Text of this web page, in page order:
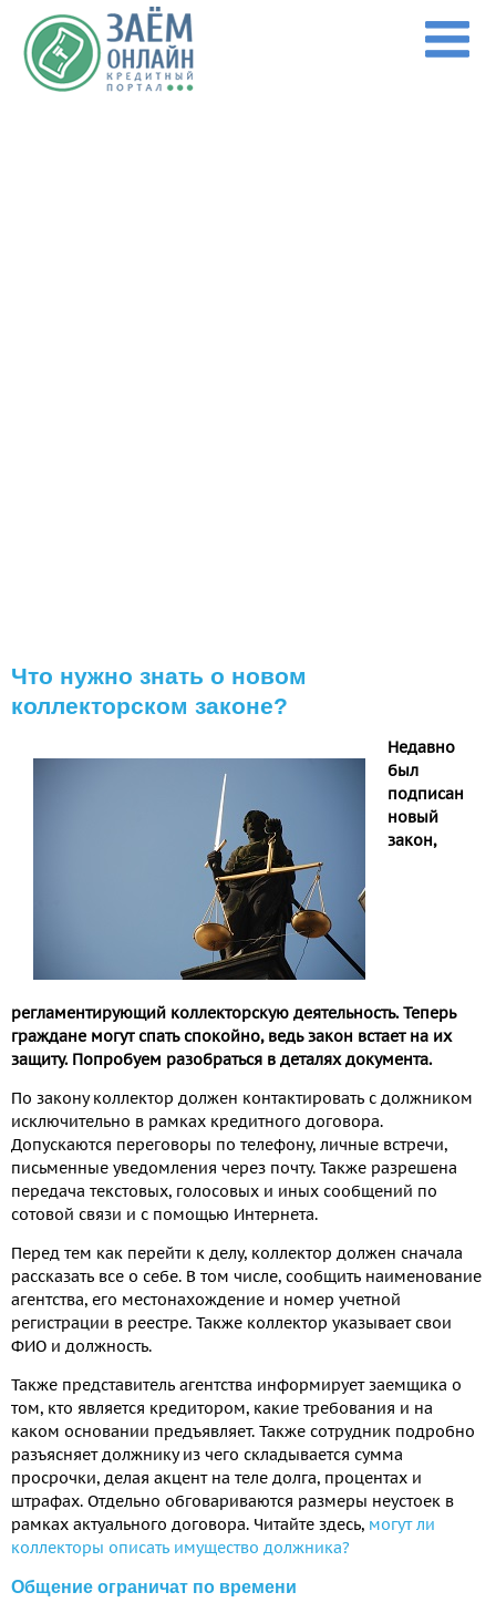
Перейти к основному содержанию
Что нужно знать о новом
коллекторском законе?
Недавно
был
подписан
новый
закон,
регламентирующий коллекторскую деятельность. Теперь
граждане могут спать спокойно, ведь закон встает на их
защиту. Попробуем разобраться в деталях документа.
По закону коллектор должен контактировать с должником
исключительно в рамках кредитного договора.
Допускаются переговоры по телефону, личные встречи,
письменные уведомления через почту. Также разрешена
передача текстовых, голосовых и иных сообщений по
сотовой связи и с помощью Интернета.
Перед тем как перейти к делу, коллектор должен сначала
рассказать все о себе. В том числе, сообщить наименование
агентства, его местонахождение и номер учетной
регистрации в реестре. Также коллектор указывает свои
ФИО и должность.
Также представитель агентства информирует заемщика о
том, кто является кредитором, какие требования и на
каком основании предъявляет. Также сотрудник подробно
разъясняет должнику из чего складывается сумма
просрочки, делая акцент на теле долга, процентах и
штрафах. Отдельно обговариваются размеры неустоек в
рамках актуального договора. Читайте здесь, могут ли
коллекторы описать имущество должника?
Общение ограничат по времени